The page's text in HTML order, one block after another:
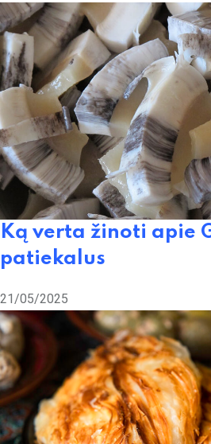
Ką verta žinoti apie
patiekalus
21/05/2025